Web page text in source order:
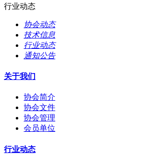
行业动态
协会动态
技术信息
行业动态
通知公告
关于我们
协会简介
协会文件
协会管理
会员单位
行业动态